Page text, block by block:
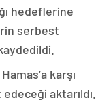
hedeflerine
serbest
karşı
aktarıldı.